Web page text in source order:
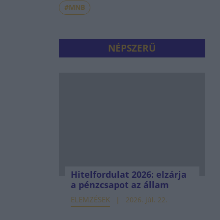
#MNB
NÉPSZERŰ
Hitelfordulat 2026: elzárja
a pénzcsapot az állam
ELEMZÉSEK 2026. júl. 22.